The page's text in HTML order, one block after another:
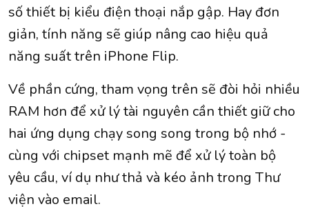
số thiết bị kiểu điện thoại nắp gập. Hay đơn
giản, tính năng sẽ giúp nâng cao hiệu quả
năng suất trên iPhone Flip.
Về phần cứng, tham vọng trên sẽ đòi hỏi nhiều
RAM hơn để xử lý tài nguyên cần thiết giữ cho
hai ứng dụng chạy song song trong bộ nhớ -
cùng với chipset mạnh mẽ để xử lý toàn bộ
yêu cầu, ví dụ như thả và kéo ảnh trong Thư
viện vào email.